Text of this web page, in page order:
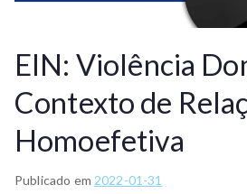
EIN: Violência
Contexto de
Homoefetiva
Publicado em 2022-01-31